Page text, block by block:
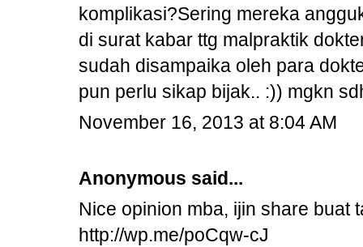
komplikasi?Sering mereka
di surat kabar ttg malpraktik
sudah disampaika oleh para
pun perlu sikap bijak.. :)) mgkn
November 16, 2013 at 8:04 AM
Anonymous said...
Nice opinion mba, ijin share buat
http://wp.me/poCqw-cJ